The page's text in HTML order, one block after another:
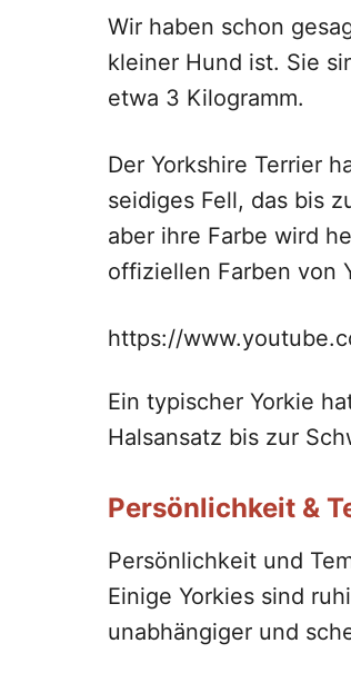
Wir haben schon
kleiner Hund ist. Sie
etwa 3 Kilogramm.
Der Yorkshire Terrier
seidiges Fell, das bis
aber ihre Farbe wird
offiziellen Farben von
https://
Ein typischer Yorkie
Halsansatz bis zur
Persönlichkeit &
Persönlichkeit und
Einige Yorkies sind
unabhängiger und